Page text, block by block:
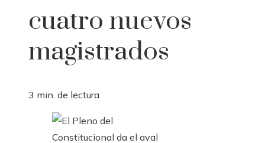
cuatro nuevos
magistrados
3 min. de lectura